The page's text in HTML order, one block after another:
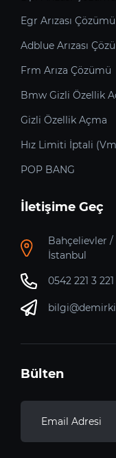
Egr Arızası Çözümü
Adblue Arızası
Frm Arıza Çözümü
Bmw Gizli Özellik
Gizli Özellik Açma
Hız Limiti İptali
POP BANG
İletişime Geç
Bahçelievler /
İstanbul
0542 221 3 221
Bülten